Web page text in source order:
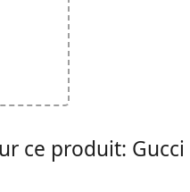
ce produit: Gucci